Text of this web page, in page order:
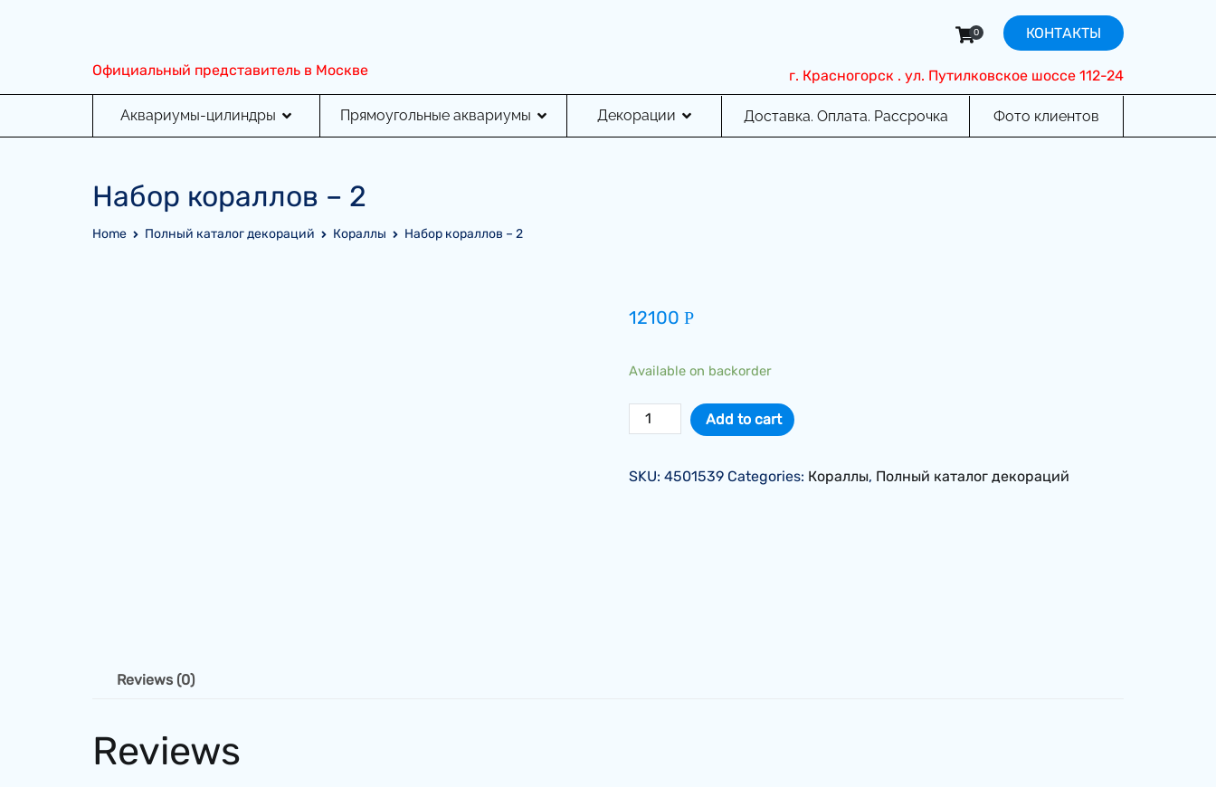
Официальный представитель в Москве
0 КОНТАКТЫ
г. Красногорск . ул. Путилковское шоссе 112-24
Аквариумы-цилиндры Прямоугольные аквариумы Декорации Доставка. Оплата. Рассрочка Фото клиентов
Набор кораллов – 2
Home Полный каталог декораций Кораллы Набор кораллов – 2
12100 Р
Available on backorder
Набор
кораллов
2
Add to cart
SKU: 4501539 Categories: Кораллы, Полный каталог декораций
Reviews (0)
Reviews